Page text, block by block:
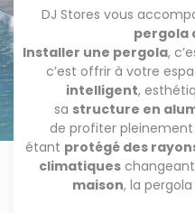
DJ Stores vous
pergola
Installer une pergola,
c’est offrir à votre
intelligent,
sa structure en
de profiter
étant protégé des
climatiques
maison, la